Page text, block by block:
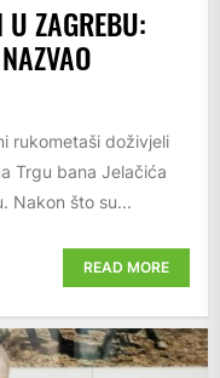
ZAGREBU:
rukometaši doživjeli
Trgu bana Jelačića
Nakon što su...
READ MORE